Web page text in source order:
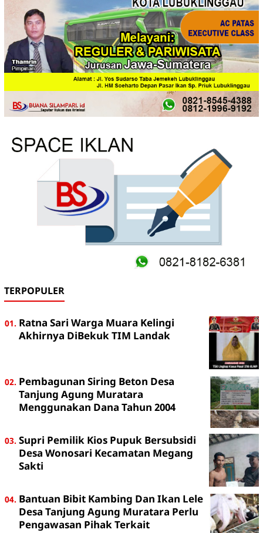
TERPOPULER
Ratna Sari Warga Muara Kelingi
Akhirnya DiBekuk TIM Landak
Pembagunan Siring Beton Desa
Tanjung Agung Muratara
Menggunakan Dana Tahun 2004
Supri Pemilik Kios Pupuk Bersubsidi
Desa Wonosari Kecamatan Megang
Sakti
Bantuan Bibit Kambing Dan Ikan Lele
Desa Tanjung Agung Muratara Perlu
Pengawasan Pihak Terkait